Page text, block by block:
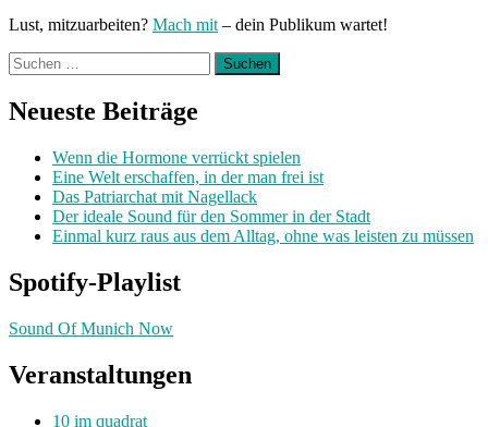
Lust, mitzuarbeiten? Mach mit – dein Publikum wartet!
Suchen
nach:
Neueste Beiträge
Wenn die Hormone verrückt spielen
Eine Welt erschaffen, in der man frei ist
Das Patriarchat mit Nagellack
Der ideale Sound für den Sommer in der Stadt
Einmal kurz raus aus dem Alltag, ohne was leisten zu müssen
Spotify-Playlist
Sound Of Munich Now
Veranstaltungen
10 im quadrat